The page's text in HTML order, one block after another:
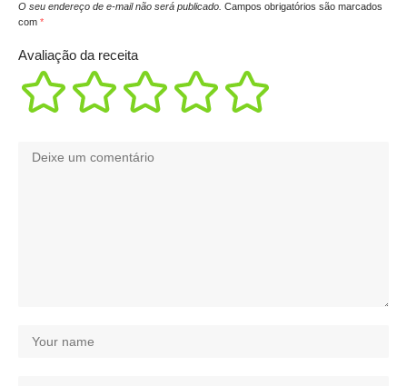
O seu endereço de e-mail não será publicado. Campos obrigatórios são marcados
com *
Avaliação da receita